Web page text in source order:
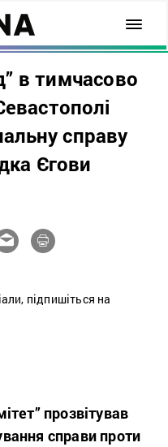
в тимчасово
справу
Єгови
підпишіться на
прозвітував
справи проти